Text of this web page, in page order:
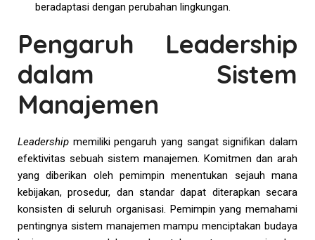
beradaptasi dengan perubahan lingkungan.
Pengaruh Leadership
dalam Sistem
Manajemen
Leadership memiliki pengaruh yang sangat signifikan dalam
efektivitas sebuah sistem manajemen. Komitmen dan arah
yang diberikan oleh pemimpin menentukan sejauh mana
kebijakan, prosedur, dan standar dapat diterapkan secara
konsisten di seluruh organisasi. Pemimpin yang memahami
pentingnya sistem manajemen mampu menciptakan budaya